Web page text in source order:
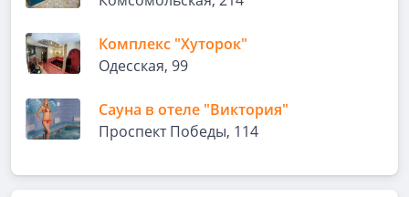
Комплекс "Хуторок"
Одесская, 99
Сауна в отеле "Виктория"
Проспект Победы, 114